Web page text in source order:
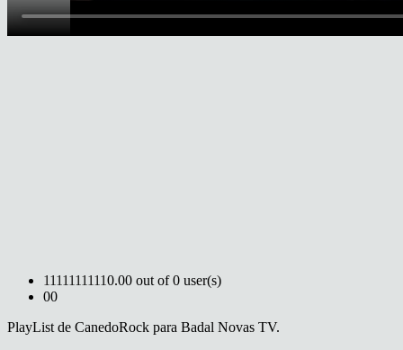
11111111110.00 out of 0 user(s)
00
PlayList de CanedoRock para Badal Novas TV.